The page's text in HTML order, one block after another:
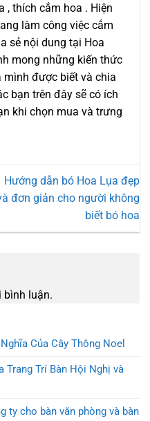
Của Cây Thông Noel
Trang Trí Bàn Hội Nghị và
ty cho bàn văn phòng và bàn
, thích cắm hoa . Hiện
làm công việc cắm
sẻ nội dung tại Hoa
mong những kiến thức
mình được biết và chia
bạn trên đây sẽ có ích
khi chọn mua và trưng
Hướng dẫn bó Hoa Lụa đẹp
đơn giản cho người không
biết bó hoa
bình luận.